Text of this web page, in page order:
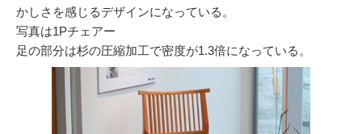
かしさを感じるデザインになっている。
写真は1Pチェアー
足の部分は杉の圧縮加工で密度が1.3倍になっている。